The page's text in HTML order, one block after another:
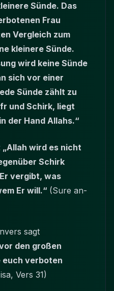
Sünde. Das
Frau
Vergleich zum
kleinere Sünde.
wird keine Sünde
sich vor einer
Sünde zählt zu
und Schirk, liegt
der Hand Allahs.“
„Allah wird es nicht
Schirk
vergibt, was
Er will.“ (Sure an-
sagt
den großen
euch verboten
Vers 31)